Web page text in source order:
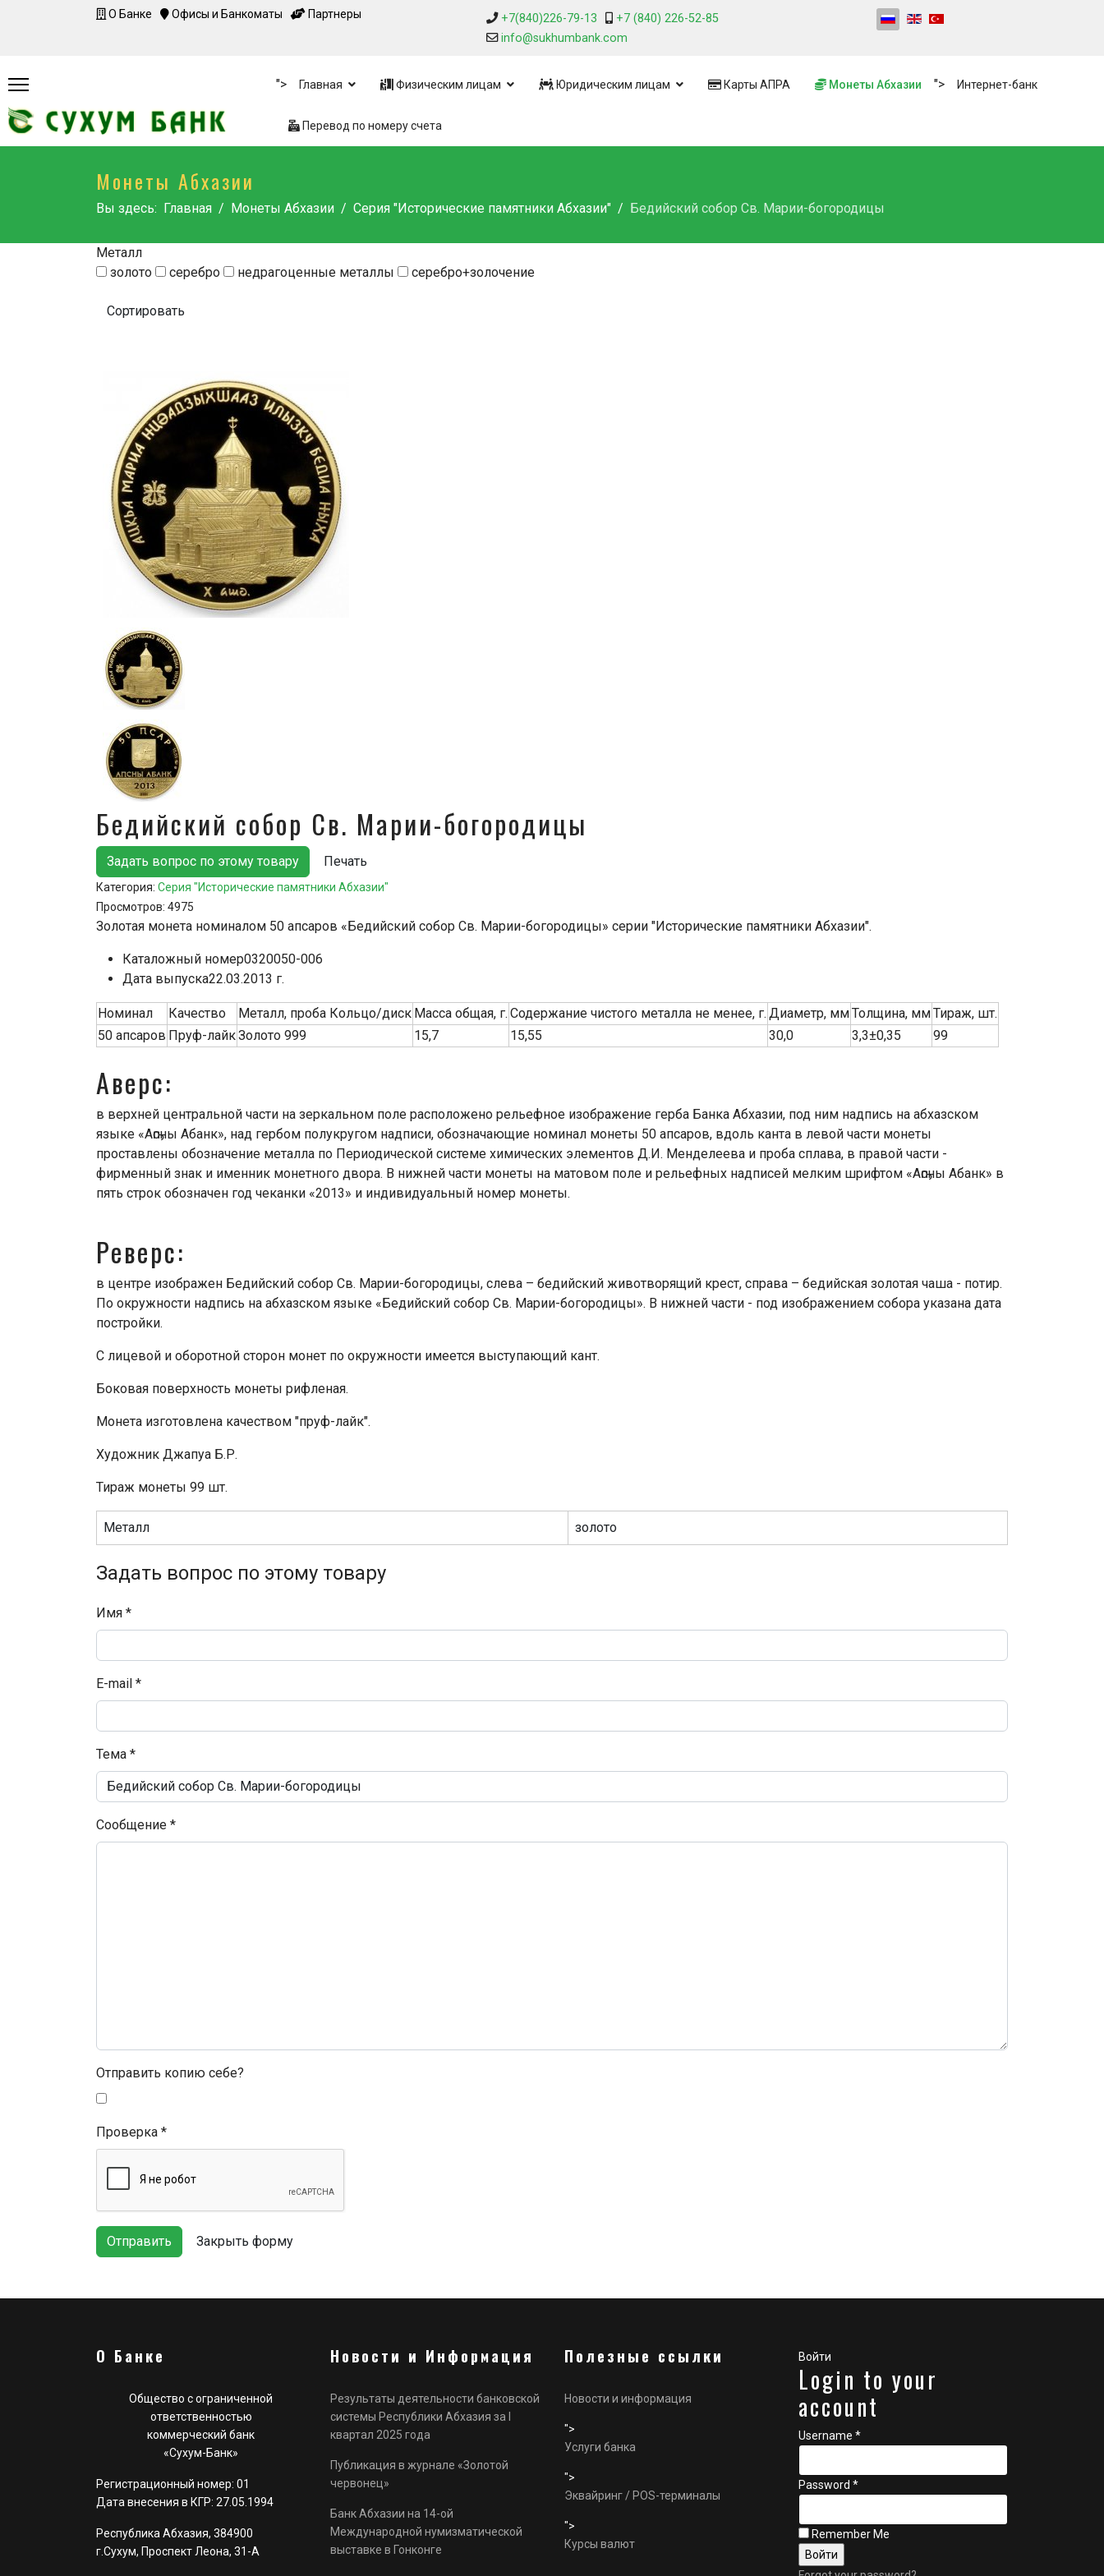
О Банке Офисы и Банкоматы Партнеры +7(840)226-79-13
+7 (840) 226-52-85
info@sukhumbank.com
"> Главная Физическим лицам Юридическим лицам Карты АПРА Монеты Абхазии "> Интернет-банк
Перевод по номеру счета
Монеты Абхазии
Вы здесь: Главная Монеты Абхазии Серия "Исторические памятники Абхазии" Бедийский собор Св. Марии-богородицы
Металл
золото
серебро недрагоценные металлы серебро+золочение
Бедийский собор Св. Марии-богородицы
Задать вопрос по этому товару Печать
Категория: Серия "Исторические памятники Абхазии"
Просмотров: 4975
Золотая монета номиналом 50 апсаров «Бедийский собор Св. Марии-богородицы» серии "Исторические памятники Абхазии".
Каталожный номер0320050-006
Дата выпуска22.03.2013 г.
Номинал Качество Металл, проба Кольцо/диск Масса общая, г. Содержание чистого металла не менее, г. Диаметр, ммТолщина, ммТираж, шт.
50 апсаров Пруф-лайкЗолото 999 15,7 15,55 30,0 3,3±0,35 99
Аверс:
в верхней центральной части на зеркальном поле расположено рельефное изображение герба Банка Абхазии, под ним надпись на абхазском
языке «Аҧсны Абанк», над гербом полукругом надписи, обозначающие номинал монеты 50 апсаров, вдоль канта в левой части монеты
проставлены обозначение металла по Периодической системе химических элементов Д.И. Менделеева и проба сплава, в правой части -
фирменный знак и именник монетного двора. В нижней части монеты на матовом поле и рельефных надписей мелким шрифтом «Аҧсны Абанк» в
пять строк обозначен год чеканки «2013» и индивидуальный номер монеты.
Реверс:
в центре изображен Бедийский собор Св. Марии-богородицы, слева – бедийский животворящий крест, справа – бедийская золотая чаша - потир.
По окружности надпись на абхазском языке «Бедийский собор Св. Марии-богородицы». В нижней части - под изображением собора указана дата
постройки.
С лицевой и оборотной сторон монет по окружности имеется выступающий кант.
Боковая поверхность монеты рифленая.
Монета изготовлена качеством "пруф-лайк".
Художник Джапуа Б.Р.
Тираж монеты 99 шт.
Металл золото
Задать вопрос по этому товару
Имя *
E-mail *
Тема *
Сообщение *
Отправить копию себе?
Проверка *
Отправить Закрыть форму
О Банке
Общество с ограниченной
ответственностью
коммерческий банк
«Сухум-Банк»
Регистрационный номер: 01
Дата внесения в КГР: 27.05.1994
Республика Абхазия, 384900
г.Сухум, Проспект Леона, 31-А
Новости и Информация
Результаты деятельности банковской
системы Республики Абхазия за I
квартал 2025 года
Публикация в журнале «Золотой
червонец»
Банк Абхазии на 14-ой
Международной нумизматической
выставке в Гонконге
Полезные ссылки
Новости и информация
">
Услуги банка
">
Эквайринг / POS-терминалы
">
Курсы валют
Войти
Login to your
account
Username *
Password *
Remember Me